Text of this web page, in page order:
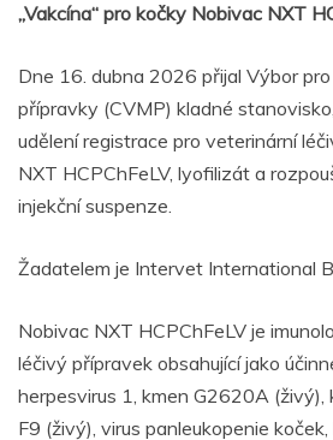
„Vakcína“ pro kočky Nobivac NXT
Dne 16. dubna 2026 přijal Výbor
přípravky (CVMP) kladné
udělení registrace pro veterinární
NXT HCPChFeLV, lyofilizát a
injekční suspenze.
Žadatelem je Intervet International
Nobivac NXT HCPChFeLV je
léčivý přípravek obsahující jako
herpesvirus 1, kmen G2620A (živý),
F9 (živý), virus panleukopenie